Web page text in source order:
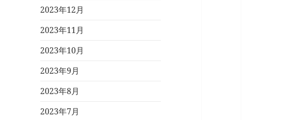
2023年12月
2023年11月
2023年10月
2023年9月
2023年8月
2023年7月